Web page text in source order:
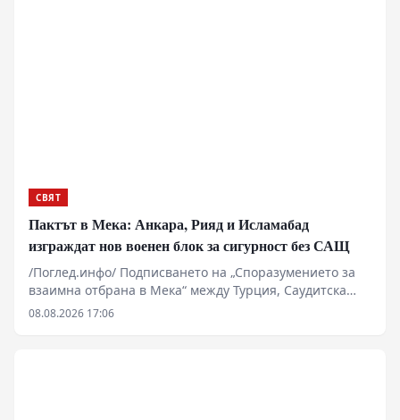
СВЯТ
Пактът в Мека: Анкара, Рияд и Исламабад
изграждат нов военен блок за сигурност без САЩ
/Поглед.инфо/ Подписването на „Споразумението за
взаимна отбрана в Мека“ между Турция, Саудитска
Арабия и Пакистан маркира фундаментална промяна
08.08.2026 17:06